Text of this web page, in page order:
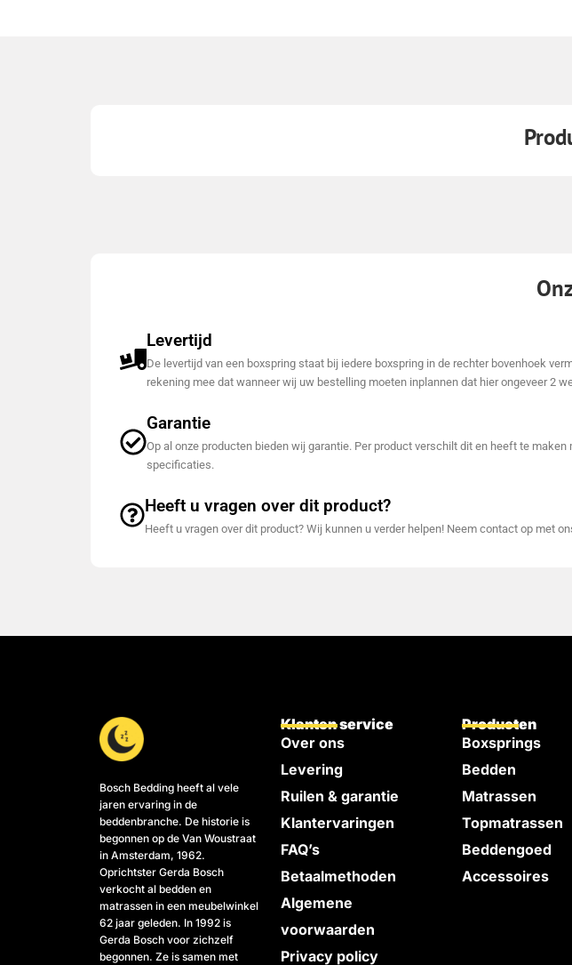
Levertijd
De levertijd van een boxspring staat bij iedere boxspring in de rechter bovenhoek
rekening mee dat wanneer wij uw bestelling moeten inplannen dat hier ongeveer 2
Garantie
Op al onze producten bieden wij garantie. Per product verschilt dit en heeft te
specificaties.
Heeft u vragen over dit product?
Heeft u vragen over dit product? Wij kunnen u verder helpen! Neem contact op met
Bosch Bedding heeft al vele
jaren ervaring in de
beddenbranche. De historie is
begonnen op de Van Woustraat
in Amsterdam, 1962.
Oprichtster Gerda Bosch
verkocht al bedden en
matrassen in een meubelwinkel
62 jaar geleden. In 1992 is
Gerda Bosch voor zichzelf
begonnen. Ze is samen met
Klanten service
Over ons
Levering
Ruilen & garantie
Klantervaringen
FAQ’s
Betaalmethoden
Algemene
voorwaarden
Privacy policy
Producten
Boxsprings
Bedden
Matrassen
Topmatrassen
Beddengoed
Accessoires